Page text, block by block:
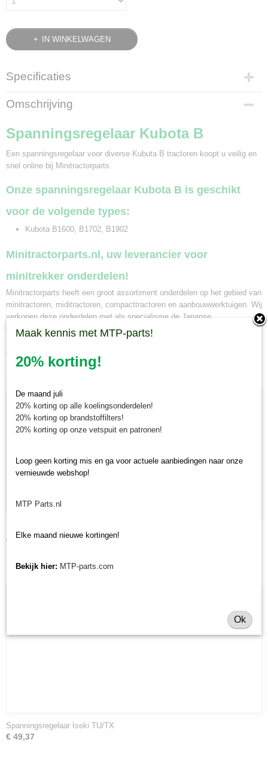
IN WINKELWAGEN
Specificaties
Bruto gewicht
0,20 Kg
Omschrijving
Spanningsregelaar Kubota B
Een spanningsregelaar voor diverse Kubuta B tractoren koopt u veilig en
snel online bij Minitractorparts.
Onze spanningsregelaar Kubota B is geschikt
voor de volgende types:
Kubota B1600, B1702, B1902
Minitractorparts.nl, uw leverancier voor
minitrekker onderdelen!
Minitractorparts heeft een groot assortiment onderdelen op het gebied van
minitractoren, miditractoren, compacttractoren en aanbouwwerktuigen. Wij
verkopen deze onderdelen met als specialisme de Japanse
minitractormerken Yanmar, Iseki, Kubota en Shibaura.
Minitractorparts.nl heeft een groot assortiment onderdelen, waaronder
deze spanningsregelaar, voor uw Kubota B 1600, B 1702, B 1902.
€ 187,19
Spanningsregelaar Iseki TU/TX
€ 49,37
Maak kennis met MTP-parts!
20% korting!
De maand juli
20% korting op alle koelingsonderdelen!
20% korting op brandstoffilters!
20% korting op onze vetspuit en patronen!
Loop geen korting mis en ga voor actuele aanbiedingen naar onze
vernieuwde webshop!
MTP Parts.nl
Elke maand nieuwe kortingen!
Bekijk hier: MTP-parts.com
Ok